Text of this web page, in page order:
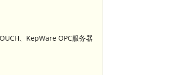
、KepWare OPC服务器